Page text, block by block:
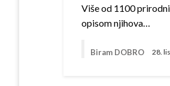
Više od 1100
opisom njihova…
Biram DOBRO 28.